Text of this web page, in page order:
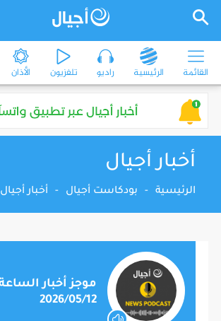
القائمة الرئيسية راديو تلفزيون الأذان
أخبار أجيال
الرئيسية - بودكاست أجيال - أخبار أجيال
2026/05/12